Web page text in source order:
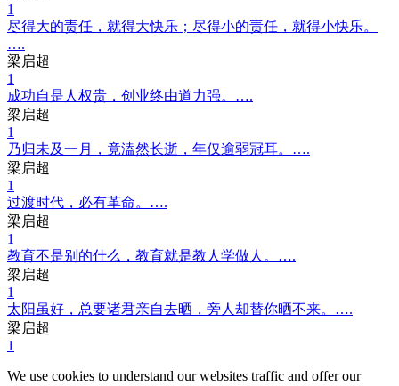
1
尽得大的责任，就得大快乐；尽得小的责任，就得小快乐。
….
梁启超
1
成功自是人权贵，创业终由道力强。….
梁启超
1
乃归未及一月，竟溘然长逝，年仅逾弱冠耳。….
梁启超
1
过渡时代，必有革命。….
梁启超
1
教育不是别的什么，教育就是教人学做人。….
梁启超
1
太阳虽好，总要诸君亲自去晒，旁人却替你晒不来。….
梁启超
1
We use cookies to understand our websites traffic and offer our